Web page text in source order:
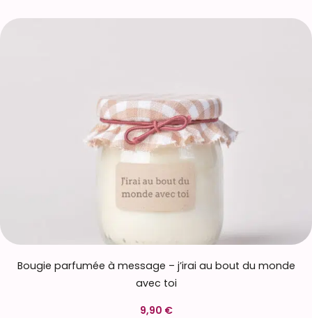
Bougie parfumée à message – j’irai au bout du monde
avec toi
9,90 €